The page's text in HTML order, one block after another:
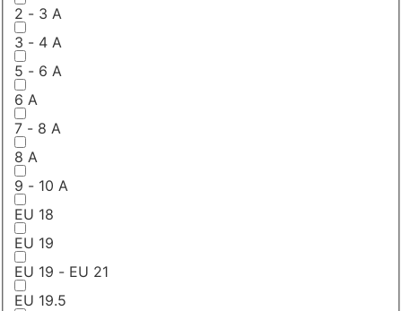
2 - 3 A
3 - 4 A
5 - 6 A
6 A
7 - 8 A
8 A
9 - 10 A
EU 18
EU 19
EU 19 - EU 21
EU 19.5